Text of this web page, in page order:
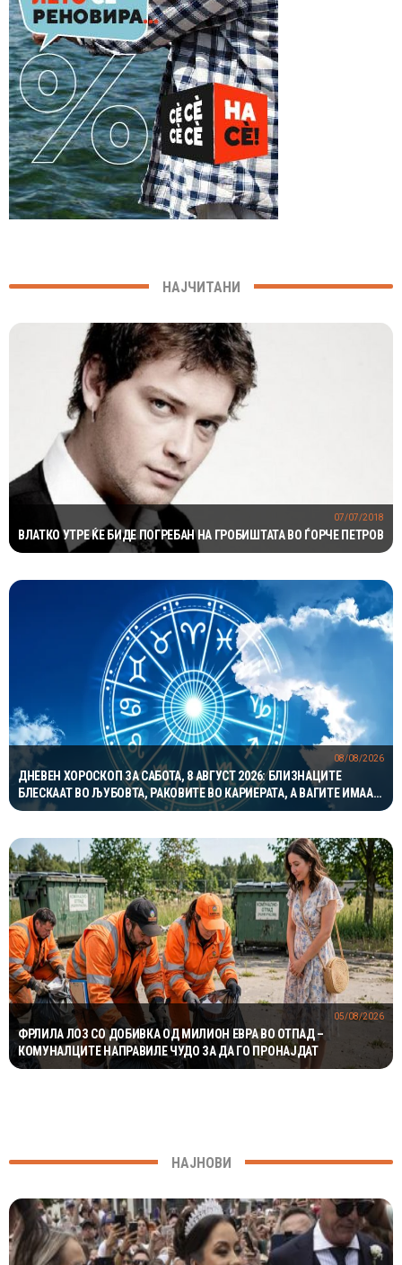
НАЈЧИТАНИ
ВЛАТКО УТРЕ ЌЕ БИДЕ ПОГРЕБАН НА ГРОБИШТАТА ВО ЃОРЧЕ ПЕТРОВ
07/07/2018
ДНЕВЕН ХОРОСКОП ЗА САБОТА, 8 АВГУСТ 2026: БЛИЗНАЦИТЕ
БЛЕСКААТ ВО ЉУБОВТА, РАКОВИТЕ ВО КАРИЕРАТА, А ВАГИТЕ ИМААТ
ОДЛИЧЕН ДЕН ЗА ХАРМОНИЈА
08/08/2026
ФРЛИЛА ЛОЗ СО ДОБИВКА ОД МИЛИОН ЕВРА ВО ОТПАД –
КОМУНАЛЦИТЕ НАПРАВИЛЕ ЧУДО ЗА ДА ГО ПРОНАЈДАТ
05/08/2026
НАЈНОВИ